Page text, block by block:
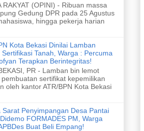
RAKYAT (OPINI) - Ribuan massa
Gedung DPR pada 25 Agustus
hingga pekerja harian
Kota Bekasi Dinilai Lamban
Sertifikasi Tanah, Warga : Percuma
Terapkan Berintegritas!
PR - Lamban bin lemot
pembuatan sertifikat kepemilikan
oleh kantor ATR/BPN Kota Bekasi
Sarat Penyimpangan Desa Pantai
FORMADES PM, Warga
Buat Beli Empang!